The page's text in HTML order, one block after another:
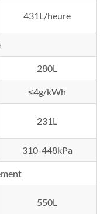
431L/heure
280L
≤4g/kWh
231L
310-448kPa
550L